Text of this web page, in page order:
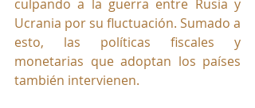
culpando a la guerra entre Rusia y
Ucrania por su fluctuación. Sumado a
esto, las políticas fiscales y
monetarias que adoptan los países
también intervienen.